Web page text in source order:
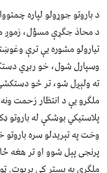
د باروتو جوړولو لپاره
د محاذ جګړې مسؤل، زموږ
تيارولو مشوره يې ترې
وسپارل شول، خو ربړي
ته ولېږل شو، تر څو
ملګرو يې د انتظار زحمت
پلاستيکي بوشکې له باروتو
وخت په تېريدلو سره
پرنجی پېل شوو او تر هغه
ملګری په بستر کې